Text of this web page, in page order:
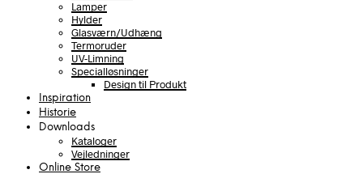
Lamper
Hylder
Glasværn/Udhæng
Termoruder
UV-Limning
Specialløsninger
Design til Produkt
Inspiration
Historie
Downloads
Kataloger
Vejledninger
Online Store